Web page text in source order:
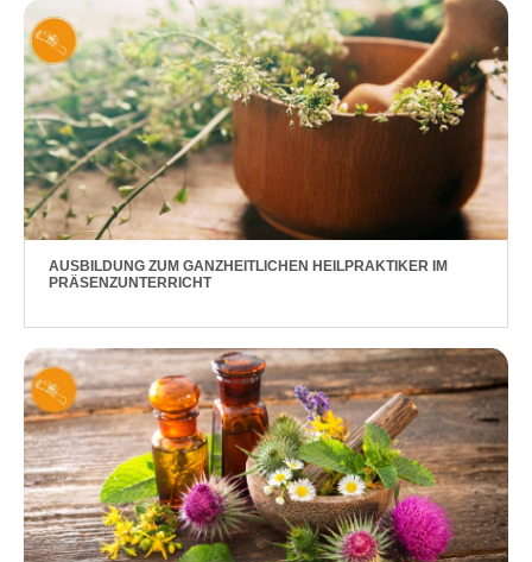
AUSBILDUNG ZUM GANZHEITLICHEN HEILPRAKTIKER IM
PRÄSENZUNTERRICHT